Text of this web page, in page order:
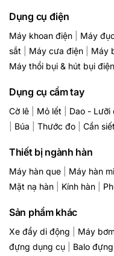
Dụng cụ điện
Máy khoan điện Máy
sắt
Máy cưa điện Máy
Máy thổi bụi & hút bụi điện
Dụng cụ cầm tay
Cờ lê Mỏ lết Dao - Lưỡi
Búa Thước đo Cần
Thiết bị ngành hàn
Máy hàn que Máy hàn
Mặt nạ hàn
Kính hàn
Sản phẩm khác
Xe đẩy di động Máy
đựng dụng cụ
Balo